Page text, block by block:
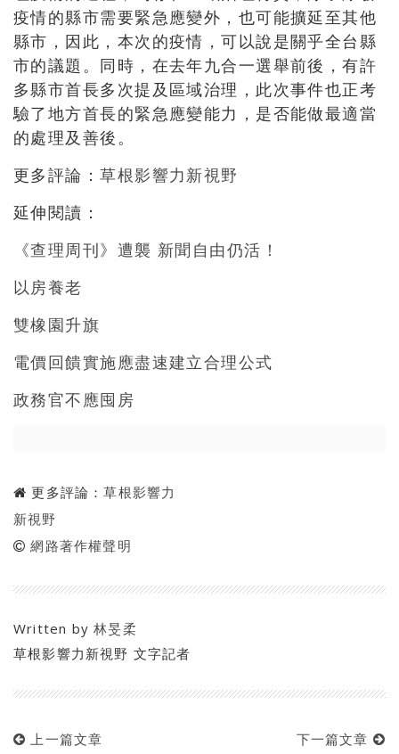
疫情的縣市需要緊急應變外，也可能擴延至其他
縣市，因此，本次的疫情，可以說是關乎全台縣
市的議題。同時，在去年九合一選舉前後，有許
多縣市首長多次提及區域治理，此次事件也正考
驗了地方首長的緊急應變能力，是否能做最適當
的處理及善後。
更多評論：草根影響力新視野
延伸閱讀：
《查理周刊》遭襲 新聞自由仍活！
以房養老
雙橡園升旗
電價回饋實施應盡速建立合理公式
政務官不應囤房
更多評論：草根影響力
新視野
網路著作權聲明
Written by林旻柔
草根影響力新視野 文字記者
上一篇文章
下一篇文章